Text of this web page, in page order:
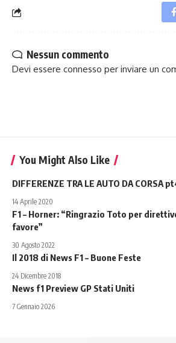
Nessun commento
Devi essere connesso per inviare un
You Might Also Like
DIFFERENZE TRA LE AUTO DA CORSA
14 Aprile 2020
F1 – Horner: “Ringrazio Toto per
favore”
30 Agosto 2022
Il 2018 di News F1 – Buone Feste
24 Dicembre 2018
News f1 Preview GP Stati Uniti
7 Gennaio 2026